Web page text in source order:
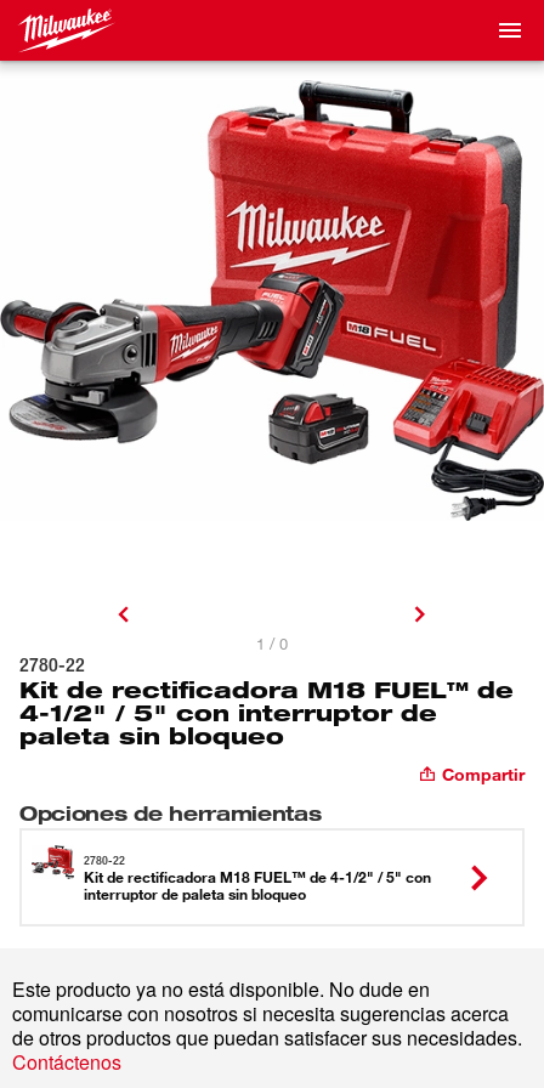
1 / 0
2780-22
Kit de rectificadora M18 FUEL™ de
4-1/2" / 5" con interruptor de
paleta sin bloqueo
Compartir
Opciones de herramientas
2780-22
Kit de rectificadora M18 FUEL™ de 4-1/2" / 5" con
interruptor de paleta sin bloqueo
Este producto ya no está disponible. No dude en
comunicarse con nosotros si necesita sugerencias acerca
de otros productos que puedan satisfacer sus necesidades.
Contáctenos